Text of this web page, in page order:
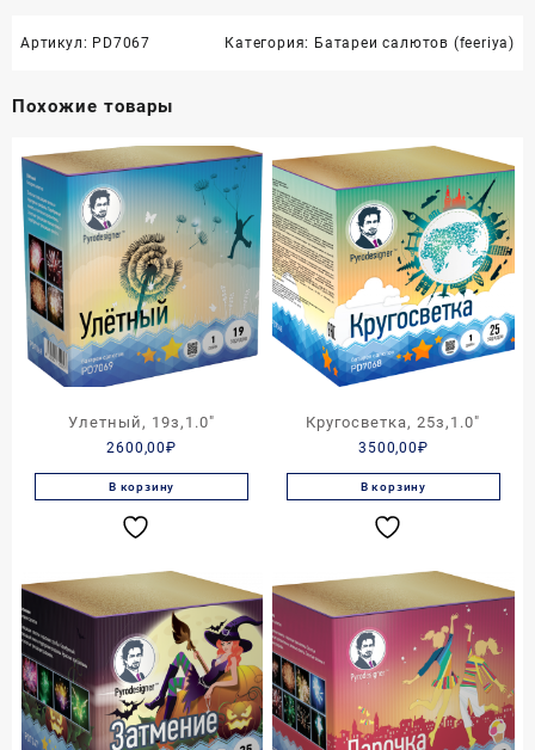
Артикул: PD7067 Категория: Батареи салютов (feeriya)
Похожие товары
Улетный, 19з,1.0″
2600,00₽
В корзину
Кругосветка, 25з,1.0″
3500,00₽
В корзину